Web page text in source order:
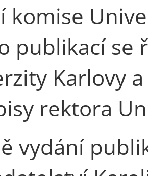
komise
publikací se
Karlovy
rektora
vydání